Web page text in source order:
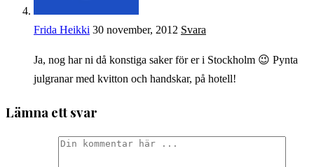
Frida Heikki 30 november, 2012 Svara
Ja, nog har ni då konstiga saker för er i Stockholm 😉 Pynta
julgranar med kvitton och handskar, på hotell!
Lämna ett svar